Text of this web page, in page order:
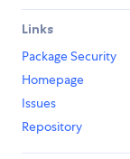
Links
Package Security
Homepage
Issues
Repository